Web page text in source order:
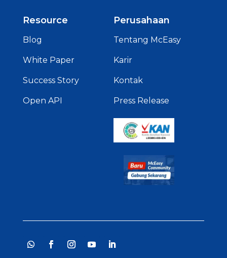
Resource
Blog
White Paper
Success Story
Open API
Perusahaan
Tentang McEasy
Karir
Kontak
Press Release